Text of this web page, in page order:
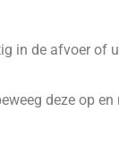
in de afvoer
deze op